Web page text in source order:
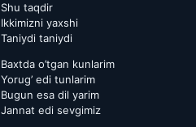
Shu taqdir
Ikkimizni yaxshi
Taniydi taniydi
Baxtda o’tgan kunlarim
Yorug’ edi tunlarim
Bugun esa dil yarim
Jannat edi sevgimiz